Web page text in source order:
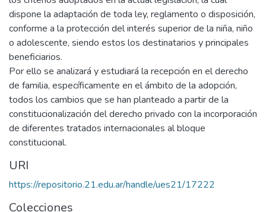
dispone la adaptación de toda ley, reglamento o disposición,
conforme a la protección del interés superior de la niña, niño
o adolescente, siendo estos los destinatarios y principales
beneficiarios.
Por ello se analizará y estudiará la recepción en el derecho
de familia, específicamente en el ámbito de la adopción,
todos los cambios que se han planteado a partir de la
constitucionalización del derecho privado con la incorporación
de diferentes tratados internacionales al bloque
constitucional.
URI
https://repositorio.21.edu.ar/handle/ues21/17222
Colecciones